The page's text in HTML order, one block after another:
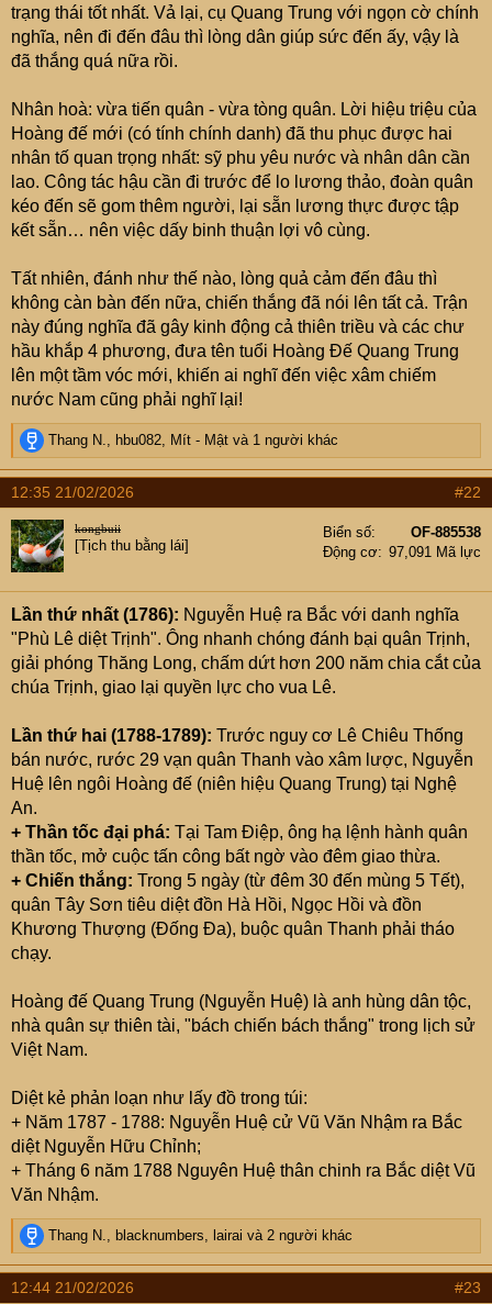
trạng thái tốt nhất. Vả lại, cụ Quang Trung với ngọn cờ chính
nghĩa, nên đi đến đâu thì lòng dân giúp sức đến ấy, vậy là
đã thắng quá nữa rồi.
Nhân hoà: vừa tiến quân - vừa tòng quân. Lời hiệu triệu của
Hoàng đế mới (có tính chính danh) đã thu phục được hai
nhân tố quan trọng nhất: sỹ phu yêu nước và nhân dân cần
lao. Công tác hậu cần đi trước để lo lương thảo, đoàn quân
kéo đến sẽ gom thêm người, lại sẵn lương thực được tập
kết sẵn… nên việc dấy binh thuận lợi vô cùng.
Tất nhiên, đánh như thế nào, lòng quả cảm đến đâu thì
không càn bàn đến nữa, chiến thắng đã nói lên tất cả. Trận
này đúng nghĩa đã gây kinh động cả thiên triều và các chư
hầu khắp 4 phương, đưa tên tuổi Hoàng Đế Quang Trung
lên một tầm vóc mới, khiến ai nghĩ đến việc xâm chiếm
nước Nam cũng phải nghĩ lại!
R
e
a
c
t
i
o
n
s
:
Thang N., hbu082, Mít - Mật và 1 người khác
12:35 21/02/2026 #22
kongbuii
[Tịch thu bằng lái]
Biển số
OF-885538
Động cơ
97,091 Mã lực
Lần thứ nhất (1786): Nguyễn Huệ ra Bắc với danh nghĩa
"Phù Lê diệt Trịnh". Ông nhanh chóng đánh bại quân Trịnh,
giải phóng Thăng Long, chấm dứt hơn 200 năm chia cắt của
chúa Trịnh, giao lại quyền lực cho vua Lê.
Lần thứ hai (1788-1789): Trước nguy cơ Lê Chiêu Thống
bán nước, rước 29 vạn quân Thanh vào xâm lược, Nguyễn
Huệ lên ngôi Hoàng đế (niên hiệu Quang Trung) tại Nghệ
An.
+ Thần tốc đại phá: Tại Tam Điệp, ông hạ lệnh hành quân
thần tốc, mở cuộc tấn công bất ngờ vào đêm giao thừa.
+ Chiến thắng: Trong 5 ngày (từ đêm 30 đến mùng 5 Tết),
quân Tây Sơn tiêu diệt đồn Hà Hồi, Ngọc Hồi và đồn
Khương Thượng (Đống Đa), buộc quân Thanh phải tháo
chạy.
Hoàng đế Quang Trung (Nguyễn Huệ) là anh hùng dân tộc,
nhà quân sự thiên tài, "bách chiến bách thắng" trong lịch sử
Việt Nam.
Diệt kẻ phản loạn như lấy đồ trong túi:
+ Năm 1787 - 1788: Nguyễn Huệ cử Vũ Văn Nhậm ra Bắc
diệt Nguyễn Hữu Chỉnh;
+ Tháng 6 năm 1788 Nguyên Huệ thân chinh ra Bắc diệt Vũ
Văn Nhậm.
R
e
a
c
Thang N., blacknumbers, lairai và 2 người khác
12:44 21/02/2026 #23